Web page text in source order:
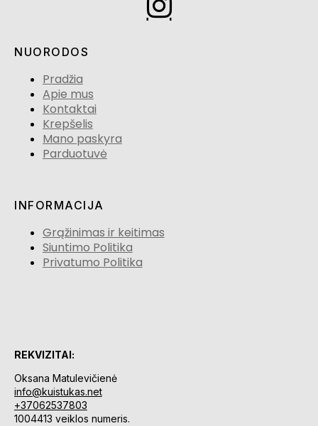
NUORODOS
Pradžia
Apie mus
Kontaktai
Krepšelis
Mano paskyra
Parduotuvė
INFORMACIJA
Grąžinimas ir keitimas
Siuntimo Politika
Privatumo Politika
REKVIZITAI:
Oksana Matulevičienė
info@kuistukas.net
+37062537803
1004413 veiklos numeris.